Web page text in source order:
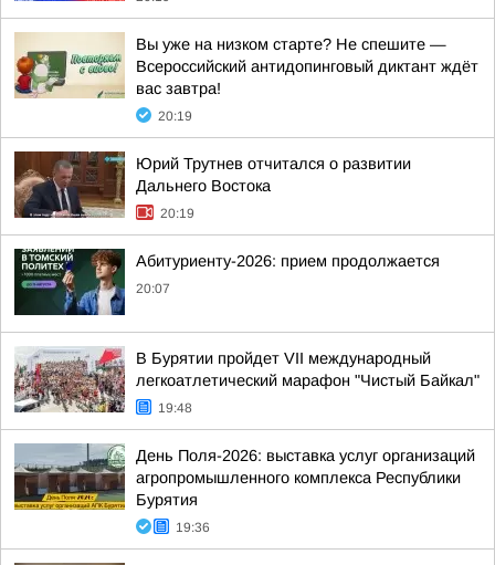
Вы уже на низком старте? Не спешите —
Всероссийский антидопинговый диктант ждёт
вас завтра!
20:19
Юрий Трутнев отчитался о развитии
Дальнего Востока
20:19
Абитуриенту-2026: прием продолжается
20:07
В Бурятии пройдет VII международный
легкоатлетический марафон "Чистый Байкал"
19:48
День Поля-2026: выставка услуг организаций
агропромышленного комплекса Республики
Бурятия
19:36